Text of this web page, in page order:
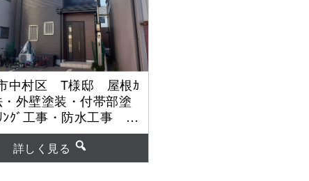
中村区 T様邸 屋根ｶ
外壁塗装・付帯部塗
ﾝｸﾞ工事・防水工事
料】外壁：超低汚染ﾘﾌ
1000MS-IR
詳しく見る